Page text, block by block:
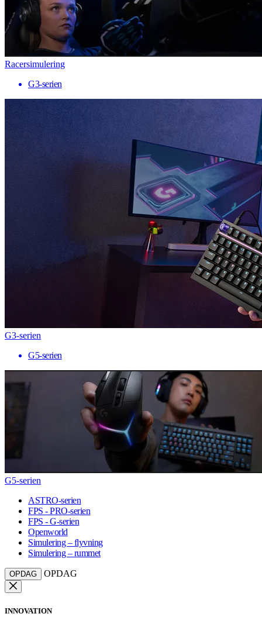
Racersimulering
G3-serien
G3-serien
G5-serien
G5-serien
ASTRO-serien
FPS - PRO-serien
FPS - G-serien
Openworld
Simulering – flyvning
Simulering – rummet
OPDAG OPDAG
INNOVATION